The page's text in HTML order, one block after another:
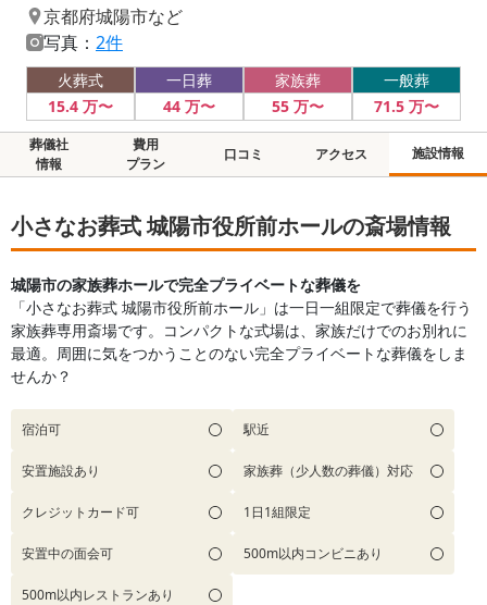
京都府城陽市など
写真： 2件
火葬式
15.4 万〜
一日葬
44 万〜
家族葬
55 万〜
一般葬
71.5 万〜
葬儀社
情報
費用
プラン
口コミ アクセス 施設情報
小さなお葬式 城陽市役所前ホールの斎場情報
城陽市の家族葬ホールで完全プライベートな葬儀を
「小さなお葬式 城陽市役所前ホール」は一日一組限定で葬儀を行う
家族葬専用斎場です。コンパクトな式場は、家族だけでのお別れに
最適。周囲に気をつかうことのない完全プライベートな葬儀をしま
せんか？
宿泊可 駅近
安置施設あり 家族葬（少人数の葬儀）対応
クレジットカード可 1日1組限定
安置中の面会可 500m以内コンビニあり
500m以内レストランあり